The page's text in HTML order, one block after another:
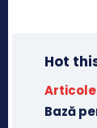
Hot
Articole
Bază